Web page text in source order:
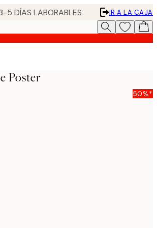
5 DÍAS LABORABLES
IR A LA CAJA
Poster
50%*